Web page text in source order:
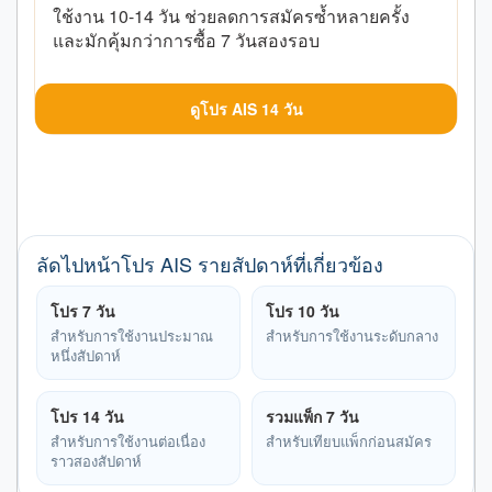
ใช้งาน 10-14 วัน ช่วยลดการสมัครซ้ำหลายครั้ง
และมักคุ้มกว่าการซื้อ 7 วันสองรอบ
ดูโปร AIS 14 วัน
ลัดไปหน้าโปร AIS รายสัปดาห์ที่เกี่ยวข้อง
โปร 7 วัน
สำหรับการใช้งานประมาณ
หนึ่งสัปดาห์
โปร 10 วัน
สำหรับการใช้งานระดับกลาง
โปร 14 วัน
สำหรับการใช้งานต่อเนื่อง
ราวสองสัปดาห์
รวมแพ็ก 7 วัน
สำหรับเทียบแพ็กก่อนสมัคร